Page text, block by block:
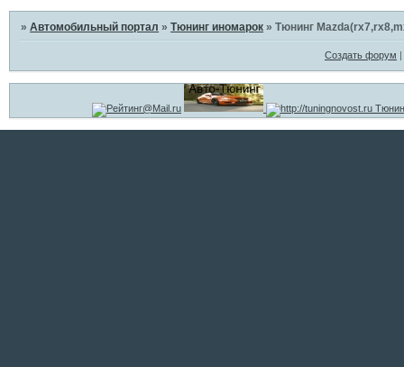
»Автомобильный портал »Тюнинг иномарок »Тюнинг
Создать форум |